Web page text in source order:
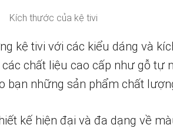
Kích thước của kệ tivi
kệ tivi với các kiểu dáng và
chất liệu cao cấp như gỗ tự
bạn những sản phẩm chất
kế hiện đại và đa dạng về